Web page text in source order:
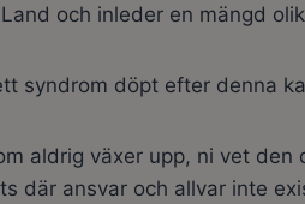
och inleder en mängd
syndrom döpt efter denna
aldrig växer upp, ni vet den
där ansvar och allvar inte